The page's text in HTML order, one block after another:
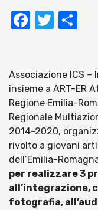
Associazione ICS –
insieme a ART-ER
Regione Emilia-
Regionale
2014-2020,
rivolto a giovani
dell’Emilia-
per realizzare 3
all’integrazione,
fotografia,